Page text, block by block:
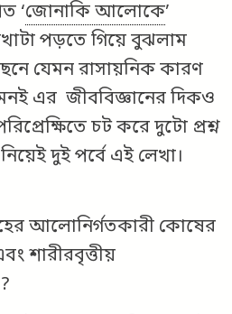
‘জোনাকি আলোকে’
পড়তে গিয়ে বুঝলাম
যেমন রাসায়নিক কারণ
এর জীববিজ্ঞানের দিকও
চট করে দুটো প্রশ্ন
দুই পর্বে এই লেখা।
আলোনির্গতকারী কোষের
শারীরবৃত্তীয়